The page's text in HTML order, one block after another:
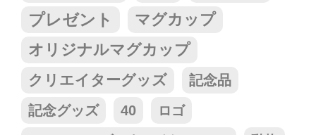
プレゼント
マグカップ
オリジナルマグカップ
クリエイターグッズ
記念品
記念グッズ
40 ロゴ